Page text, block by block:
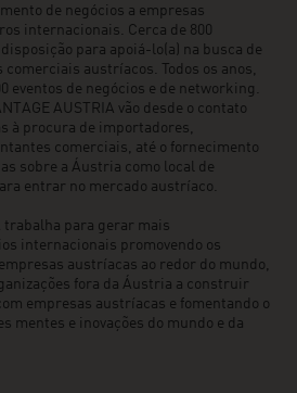
de negócios a empresas
internacionais. Cerca de 800
para apoiá-lo(a) na busca de
comerciais austríacos. Todos os anos,
eventos de negócios e de networking.
AUSTRIA vão desde o contato
à procura de importadores,
comerciais, até o fornecimento
sobre a Áustria como local de
entrar no mercado austríaco.
trabalha para gerar mais
internacionais promovendo os
austríacas ao redor do mundo,
fora da Áustria a construir
empresas austríacas e fomentando o
mentes e inovações do mundo e da